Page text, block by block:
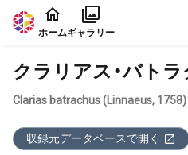
本文に飛ぶ
ホームギャラリー
クラリアス・バトラ
Clarias batrachus (Linnaeus, 1758)
収録元データベースで開く